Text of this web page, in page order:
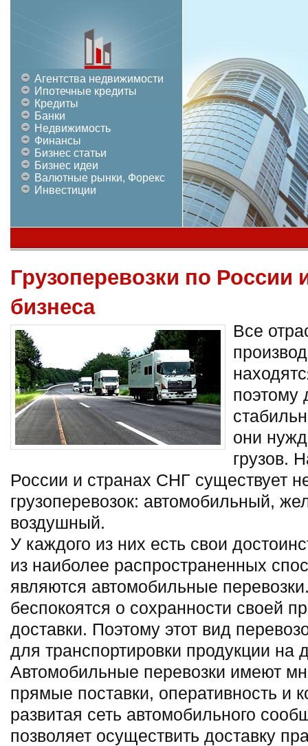
Агентства недвижимости
Ипотечные кредиты
Кредиты
Банки
Недвижимость
Финансы
Бизнес статьи
Бизнес идеи
Валютные рынки, Форекс
Инвестиции
Грузоперевозки по
бизнеса
Все
поэтому
они
грузов.
России и странах СНГ существует
грузоперевозок: автомобильный,
воздушный.
У каждого из них есть свои
из наиболее распространенных
являются автомобильные
беспокоятся о сохранности своей
доставки. Поэтому этот вид
для транспортировки продукции на
Автомобильные перевозки имеют
прямые поставки, оперативность и
развитая сеть автомобильного
позволяет осуществить доставку